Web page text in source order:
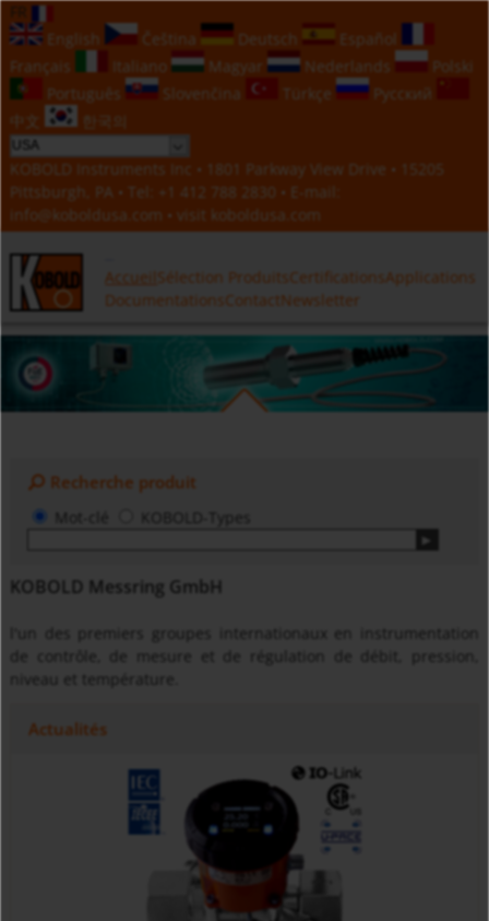
English
Čeština Deutsch
Español
Français
Italiano Magyar Nederlands
Polski
Português
Slovenčina Türkçe
Русский
中文
한국의
KOBOLD Instruments Inc • 1801 Parkway View Drive • 15205
Pittsburgh, PA • Tel:
+1 412 788 2830 • E-mail:
info@koboldusa.com • visit koboldusa.com
Accueil Sélection Produits CertificationsApplications
Documentations ContactNewsletter
Recherche produit
Mot-clé KOBOLD-Types
KOBOLD Messring GmbH
l'un des premiers groupes internationaux en instrumentation
de contrôle, de mesure et de régulation de débit, pression,
niveau et température.
Actualités